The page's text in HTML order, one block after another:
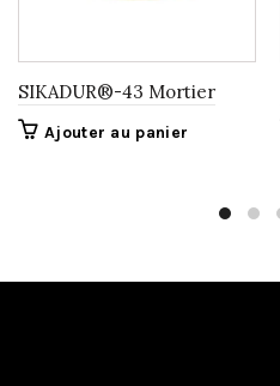
SIKADUR®-43 Mortier
Ajouter au panier